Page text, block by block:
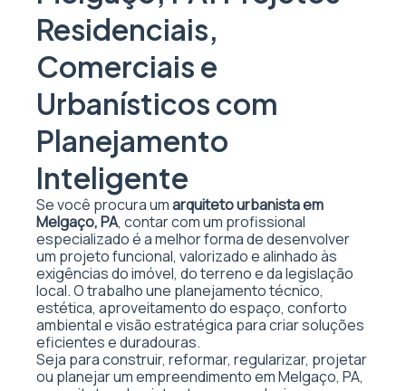
Residenciais,
Comerciais e
Urbanísticos com
Planejamento
Inteligente
Se você procura umarquiteto urbanista em
Melgaço, PA, contar com um profissional
especializado é a melhor forma de desenvolver
um projeto funcional, valorizado e alinhado às
exigências do imóvel, do terreno e da legislação
local. O trabalho une planejamento técnico,
estética, aproveitamento do espaço, conforto
ambiental e visão estratégica para criar soluções
eficientes e duradouras.
Seja para construir, reformar, regularizar, projetar
ou planejar um empreendimento em Melgaço, PA,